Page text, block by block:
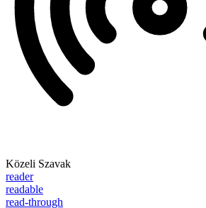
Közeli Szavak
reader
readable
read-through